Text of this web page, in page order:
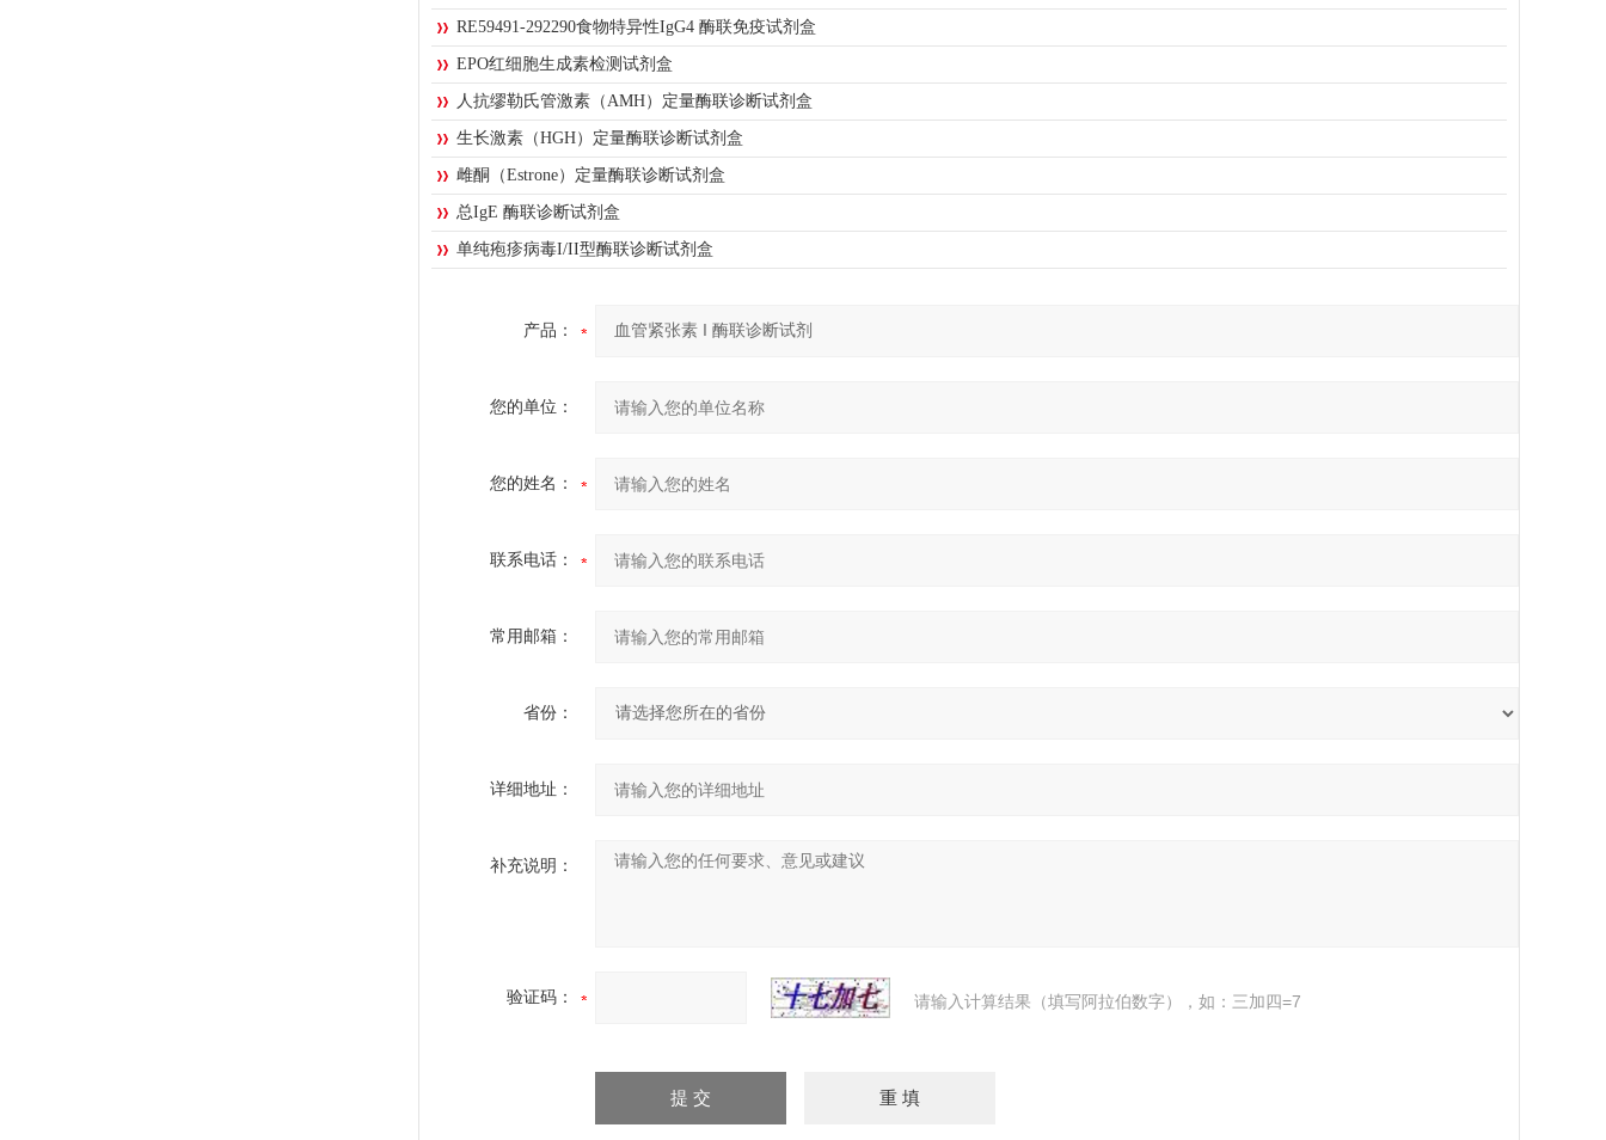
RE59491-292290食物特异性IgG4 酶联免疫试剂盒
EPO红细胞生成素检测试剂盒
人抗缪勒氏管激素（AMH）定量酶联诊断试剂盒
生长激素（HGH）定量酶联诊断试剂盒
雌酮（Estrone）定量酶联诊断试剂盒
总IgE 酶联诊断试剂盒
单纯疱疹病毒I/II型酶联诊断试剂盒
产品：
您的单位：
您的姓名：
联系电话：
常用邮箱：
省份：
详细地址：
补充说明：
验证码： 请输入计算结果（填写阿拉伯数字），如：三加四=7